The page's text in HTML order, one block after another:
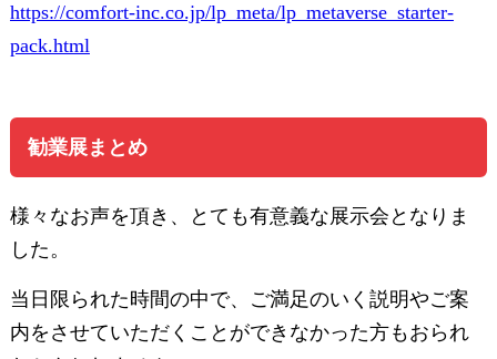
https://comfort-inc.co.jp/lp_meta/lp_metaverse_starter-
pack.html
勧業展まとめ
様々なお声を頂き、とても有意義な展示会となりま
した。
当日限られた時間の中で、ご満足のいく説明やご案
内をさせていただくことができなかった方もおられ